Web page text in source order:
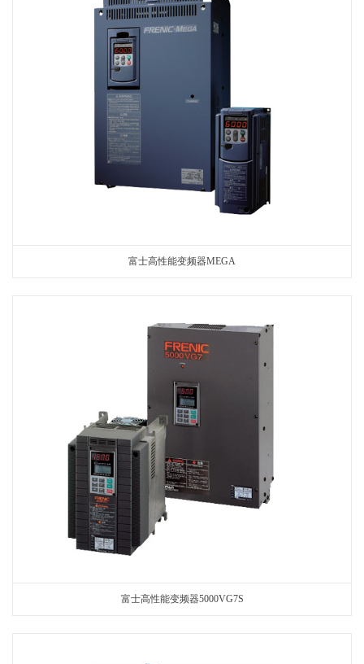
富士高性能变频器MEGA
富士高性能变频器5000VG7S